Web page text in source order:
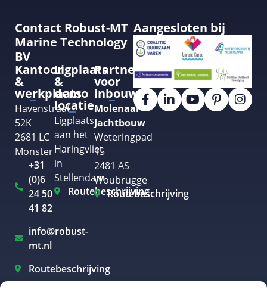
Contact Robust-MT
Marine Technology
BV
Kantoor
&
werkplaats
Havenstraat
52K
2681 LC
Monster
+31
(0)6
24 50
41 82
info@robust-
mt.nl
Routebeschrijving
Ligplaats
&
demo
locatie
Ligplaats
aan het
Haringvliet
in
Stellendam
Routebeschrijving
Partner
voor
inbouw
Molenaar
Jachtbouw
Weteringpad
15
2481 AS
Woubrugge
Routebeschrijving
Aangesloten bij